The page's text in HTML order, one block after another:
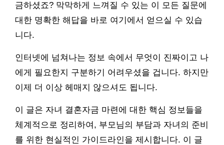
금하셨죠? 막막하게 느껴질 수 있는 이 모든 질문에
대한 명확한 해답을 바로 여기에서 얻으실 수 있습
니다.
인터넷에 넘쳐나는 정보 속에서 무엇이 진짜이고 나
에게 필요한지 구분하기 어려우셨을 겁니다. 하지만
이제 더 이상 헤매지 않으셔도 됩니다.
이 글은 자녀 결혼자금 마련에 대한 핵심 정보들을
체계적으로 정리하여, 부모님의 부담과 자녀의 준비
를 위한 현실적인 가이드라인을 제시합니다. 이 글